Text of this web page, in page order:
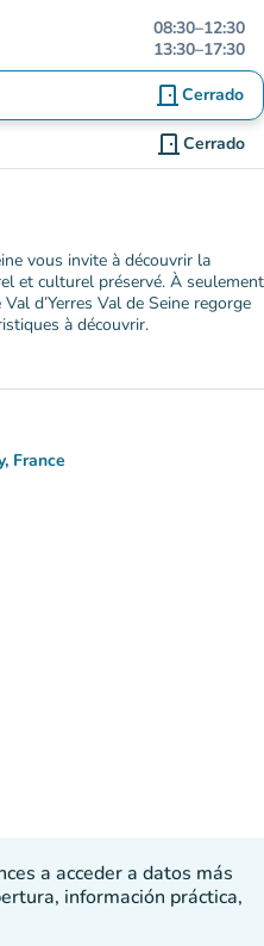
08:30–12:30
13:30–17:30
door_front Cerrado
door_front Cerrado
vous invite à découvrir la
et culturel préservé. À seulement
d’Yerres Val de Seine regorge
à découvrir.
France
Maps)
a acceder a datos más
información práctica,